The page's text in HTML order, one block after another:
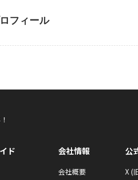
うの樹の枝が成長しました。もっと大きくなるように
フィール
ド 会社情報
会社概要
公
X (